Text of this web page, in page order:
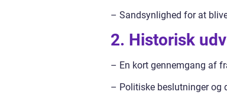
– Sandsynlighed for at
2. Historisk
– En kort gennemgang af
– Politiske beslutninger og